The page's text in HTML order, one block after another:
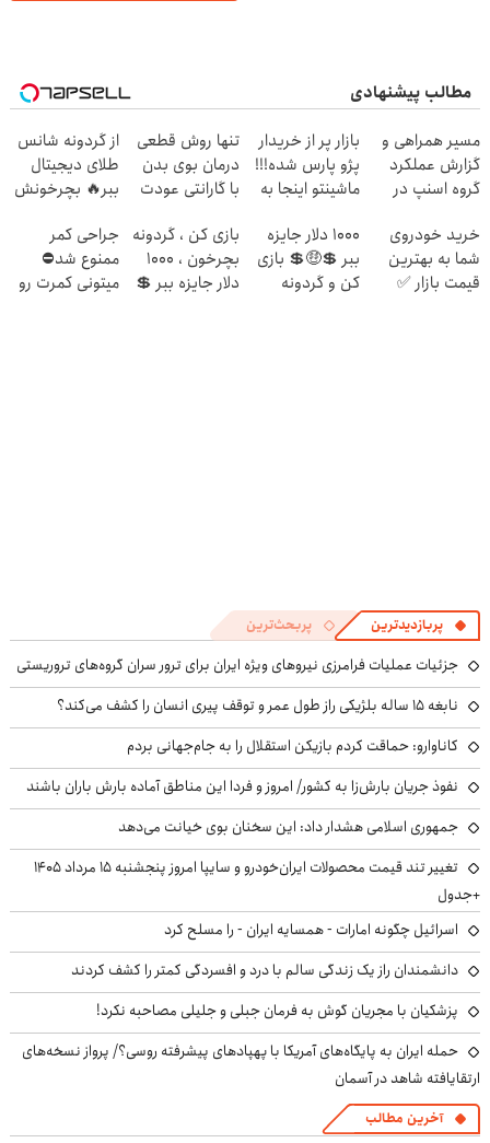
مطالب پیشنهادی
مسیر همراهی و
گزارش عملکرد
گروه اسنپ در
بازار پر از خریدار
پژو پارس شده!!!
ماشینتو اینجا به
تنها روش قطعی
درمان بوی بدن
با گارانتی عودت
ببین
از گردونه شانس
طلای دیجیتال
ببر🔥 بچرخونش
خرید خودروی
شما به بهترین
قیمت بازار ✅
1000 دلار جایزه
ببر 💲🤑💲 بازی
کن و گردونه
بازی کن ، گردونه
بچرخون ، 1000
دلار جایزه ببر 💲
جراحی کمر
ممنوع شد⛔
میتونی کمرت رو
پربازدیدترین پربحث‌ترین
جزئیات عملیات فرامرزی نیروهای ویژه ایران برای ترور سران گروه‌های تروریستی
نابغه ۱۵ ساله بلژیکی راز طول عمر و توقف پیری انسان را کشف می‌کند؟
کاناوارو: حماقت کردم بازیکن استقلال را به جام‌جهانی بردم
نفوذ جریان بارش‌زا به کشور/ امروز و فردا این مناطق آماده بارش باران باشند
جمهوری اسلامی هشدار داد: این سخنان بوی خیانت می‌دهد
تغییر تند قیمت محصولات ایران‌خودرو و سایپا امروز پنجشنبه ۱۵ مرداد ۱۴۰۵
+جدول
اسرائیل چگونه امارات - همسایه ایران - را مسلح کرد
دانشمندان راز یک زندگی سالم با درد و افسردگی کمتر را کشف کردند
پزشکیان با مجریان گوش به فرمان جبلی و جلیلی مصاحبه نکرد!
حمله ایران به پایگاه‌های آمریکا با پهپادهای پیشرفته روسی؟/ پرواز نسخه‌های
ارتقایافته شاهد در آسمان
آخرین مطالب